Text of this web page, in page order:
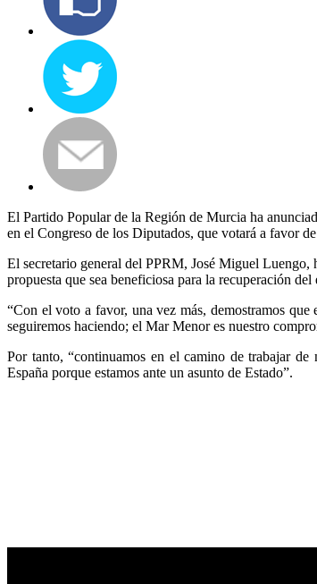
El Partido Popular de la Región de Murcia ha
en el Congreso de los Diputados, que votará a favor
El secretario general del PPRM, José Miguel Luengo,
propuesta que sea beneficiosa para la recuperación
“Con el voto a favor, una vez más, demostramos
seguiremos haciendo; el Mar Menor es nuestro
Por tanto, “continuamos en el camino de trabajar
España porque estamos ante un asunto de Estado”.